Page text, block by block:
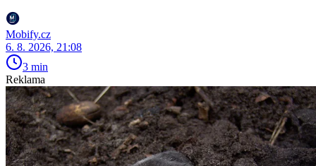
Mobify.cz
6. 8. 2026, 21:08
3 min
Reklama